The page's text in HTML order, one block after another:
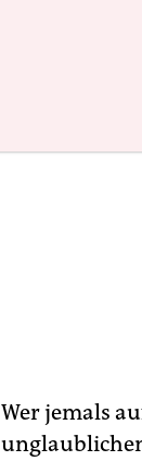
Wer jemals